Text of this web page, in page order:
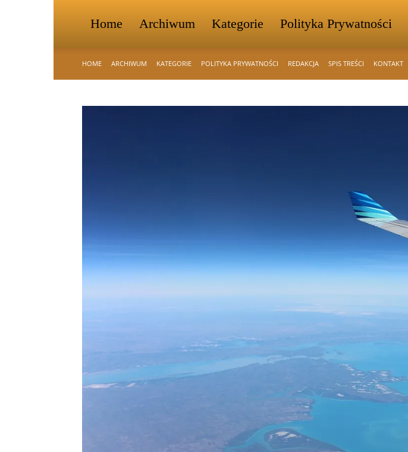
Home Archiwum Kategorie Polityka Prywatności
HOME ARCHIWUM KATEGORIE POLITYKA PRYWATNOŚCI REDAKCJA SPIS TREŚCI KONTAKT